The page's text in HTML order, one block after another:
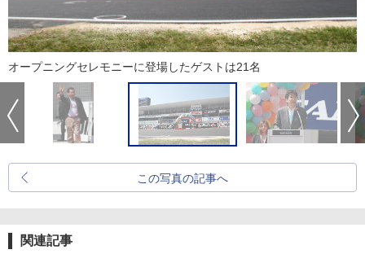
オープニングセレモニーに登場したゲストは21名
この写真の記事へ
関連記事